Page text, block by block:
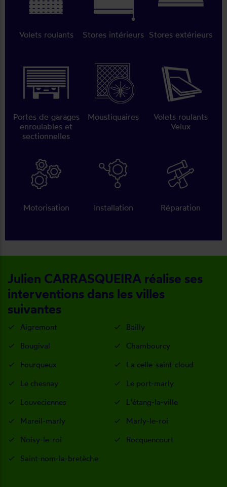
Volets roulants Stores intérieurs Stores extérieurs
Portes de garages
enroulables et
sectionnelles
Moustiquaires
Volets roulants
Velux
Motorisation Installation Réparation
Julien CARRASQUEIRA réalise ses
interventions dans les villes
suivantes
Aigremont
Bailly
Bougival
Chambourcy
Fourqueux
La celle-saint-cloud
Le chesnay
Le port-marly
Louveciennes
L'étang-la-ville
Mareil-marly
Marly-le-roi
Noisy-le-roi
Rocquencourt
Saint-nom-la-bretèche